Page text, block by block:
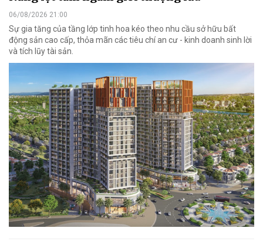
06/08/2026 21:00
Sự gia tăng của tầng lớp tinh hoa kéo theo nhu cầu sở hữu bất
động sản cao cấp, thỏa mãn các tiêu chí an cư - kinh doanh sinh lời
và tích lũy tài sản.